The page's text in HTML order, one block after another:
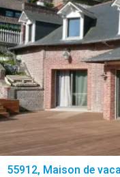
55912, Maison de